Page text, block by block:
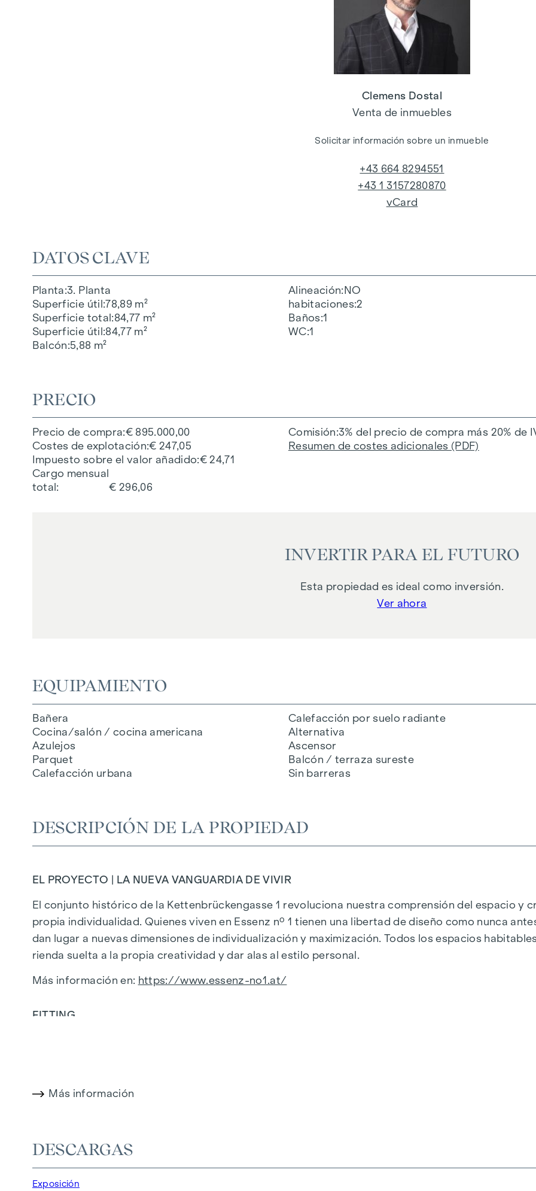
DATOS CLAVE
Planta 3. Planta
Superficie útil 78,89 m²
Superficie total 84,77 m²
Superficie útil 84,77 m²
Balcón 5,88 m²
Alineación NO
habitaciones 2
Baños 1
WC 1
PRECIO
Precio de compra € 895.000,00
Costes de explotación € 247,05
Impuesto sobre el valor añadido € 24,71
Cargo mensual
total
€ 296,06
Comisión 3% del precio de compra más 20% de
Resumen de costes adicionales (PDF)
INVERTIR PARA EL FUTURO
Esta propiedad es ideal como inversión.
Ver ahora
EQUIPAMIENTO
Bañera
Cocina/salón / cocina americana
Azulejos
Parquet
Calefacción urbana
Calefacción por suelo radiante
Alternativa
Ascensor
Balcón / terraza sureste
Sin barreras
DESCRIPCIÓN DE LA PROPIEDAD
EL PROYECTO | LA NUEVA VANGUARDIA DE VIVIR
El conjunto histórico de la Kettenbrückengasse 1 revoluciona nuestra comprensión del espacio y
propia individualidad. Quienes viven en Essenz nº 1 tienen una libertad de diseño como nunca
dan lugar a nuevas dimensiones de individualización y maximización. Todos los espacios
rienda suelta a la propia creatividad y dar alas al estilo personal.
Más información en: https://www.essenz-no1.at/
FITTING
Equipamiento:
Protección solar regulable eléctricamente
Más información
DESCARGAS
Exposición
Clemens Dostal
Venta de inmuebles
Solicitar información sobre un inmueble
+43 664 8294551
+43 1 3157280870
vCard